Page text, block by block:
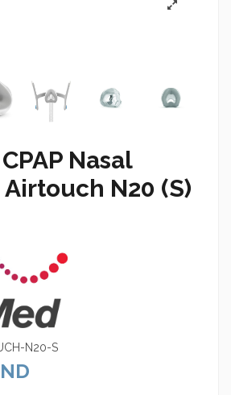
Nasal
Airtouch N20 (S)
N20-S